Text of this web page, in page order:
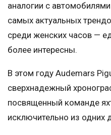
аналогии с
самых актуальных
среди женских часов —
более интересны.
В этом году Audemars
сверхнадежный
посвященный команде
исключительно из одних